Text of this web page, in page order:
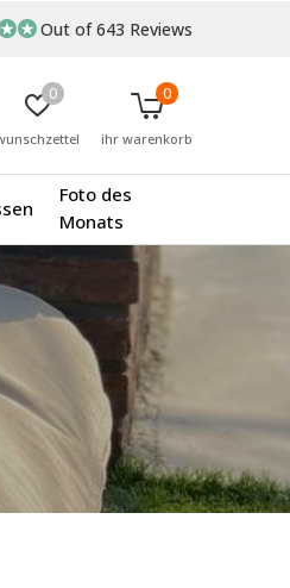
Foto des
Monats
0
ihr warenkorb
0
Out of 643 Reviews